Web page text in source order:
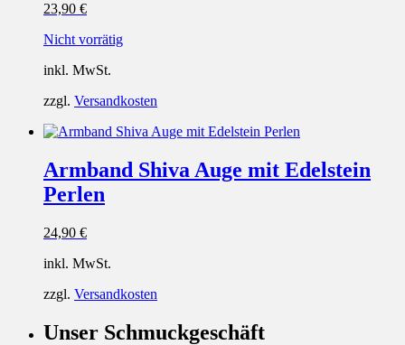
23,90 €
Nicht vorrätig
inkl. MwSt.
zzgl. Versandkosten
Armband Shiva Auge mit Edelstein
Perlen
24,90 €
inkl. MwSt.
zzgl. Versandkosten
Unser Schmuckgeschäft